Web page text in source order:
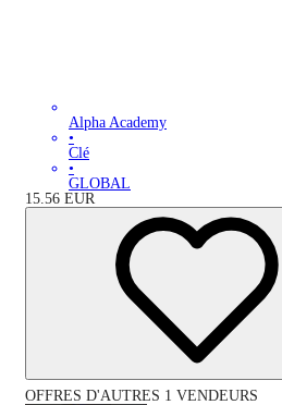
Alpha Academy
•
Clé
•
GLOBAL
15.56 EUR
OFFRES D'AUTRES 1 VENDEURS